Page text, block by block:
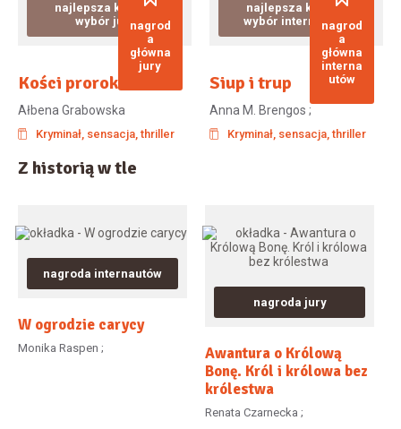
nagrod
a
główna
jury
najlepsza książka
wybór jury
Kości proroka
Ałbena Grabowska
Kryminał, sensacja, thriller
nagrod
a
główna
interna
utów
najlepsza książka
wybór internautów
Siup i trup
Anna M. Brengos ;
Kryminał, sensacja, thriller
Z historią w tle
nagroda internautów
W ogrodzie carycy
Monika Raspen ;
nagroda jury
Awantura o Królową
Bonę. Król i królowa bez
królestwa
Renata Czarnecka ;